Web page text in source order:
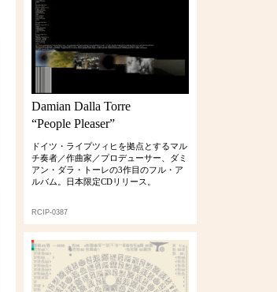
Damian Dalla Torre
“People Pleaser”
ドイツ・ライプツィヒを拠点とするマル
チ奏者／作曲家／プロデューサー、ダミ
アン・ダラ・トーレの3作目のフル・ア
ルバム。日本限定CDリリース。
RCIP-0387